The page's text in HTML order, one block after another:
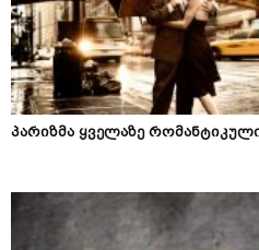
პარიზმა ყველაზე